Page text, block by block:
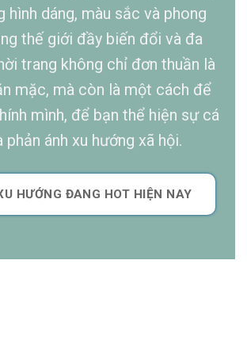
PHỐI ĐỒ
phục thu hút, việc phối đồ là
quan trọng. Đầu tiên, hãy chú ý
Hãy kết hợp màu sắc một cách
ra sự cân đối và thú vị….